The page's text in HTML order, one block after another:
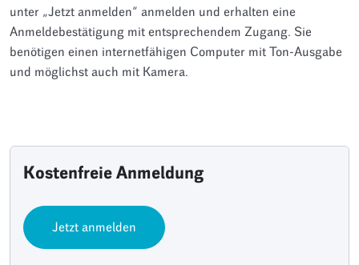
unter „Jetzt anmelden“ anmelden und erhalten eine
Anmeldebestätigung mit entsprechendem Zugang. Sie
benötigen einen internetfähigen Computer mit Ton-Ausgabe
und möglichst auch mit Kamera.
Kostenfreie Anmeldung
Jetzt anmelden